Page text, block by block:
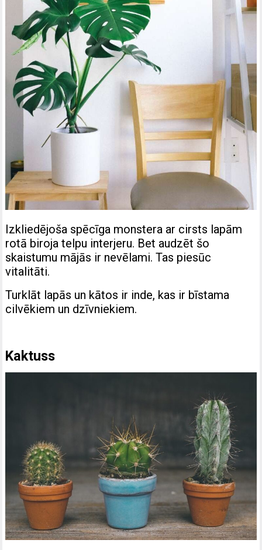
Izkliedējoša spēcīga monstera ar cirsts lapām
rotā biroja telpu interjeru. Bet audzēt šo
skaistumu mājās ir nevēlami. Tas piesūc
vitalitāti.
Turklāt lapās un kātos ir inde, kas ir bīstama
cilvēkiem un dzīvniekiem.
Kaktuss